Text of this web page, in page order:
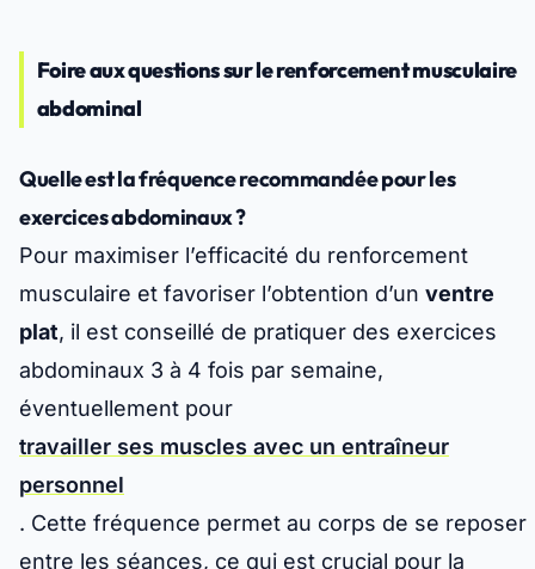
Foire aux questions sur le renforcement musculaire
abdominal
Quelle est la fréquence recommandée pour les
exercices abdominaux ?
Pour maximiser l’efficacité du renforcement
musculaire et favoriser l’obtention d’un ventre
plat, il est conseillé de pratiquer des exercices
abdominaux 3 à 4 fois par semaine,
éventuellement pour
travailler ses muscles avec un entraîneur
personnel
. Cette fréquence permet au corps de se reposer
entre les séances, ce qui est crucial pour la